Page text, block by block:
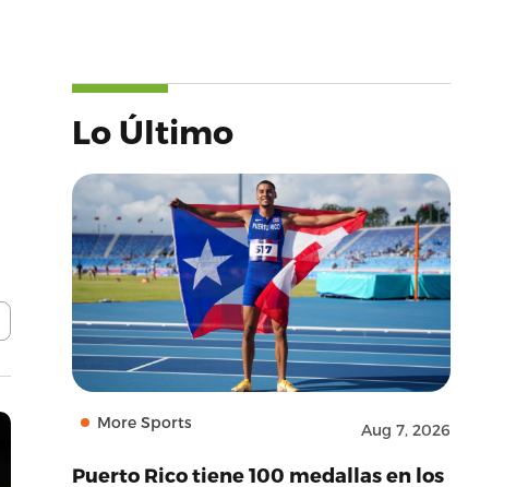
Lo Último
More Sports Aug 7, 2026
Puerto Rico tiene 100 medallas en los